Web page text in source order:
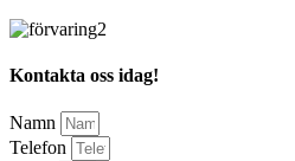
Kontakta oss idag!
Namn
Telefon